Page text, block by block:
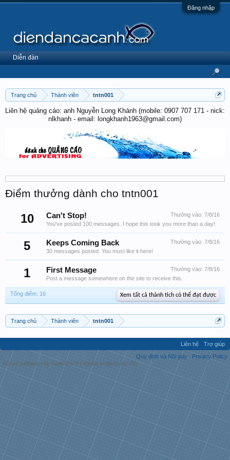
Đăng nhập
Trang chủ Thành viên tntn001
Liên hệ quảng cáo: anh Nguyễn Long Khánh (mobile: 0907 707 171 - nick:
nlkhanh - email: longkhanh1963@gmail.com)
Điểm thưởng dành cho tntn001
10 Thưởng vào: 7/8/16
Can't Stop!
You've posted 100 messages. I hope this took you more than a day!
5 Thưởng vào: 7/8/16
Keeps Coming Back
30 messages posted. You must like it here!
1 Thưởng vào: 7/8/16
First Message
Post a message somewhere on the site to receive this.
Tổng điểm: 16 Xem tất cả thành tích có thể đạt được
Trang chủ Thành viên tntn001
Diễn đàn
Liên hệ
Trợ giúp
Quy định và Nội quy
Privacy Policy
Forum software by XenForo™ | Media embeds by s9e